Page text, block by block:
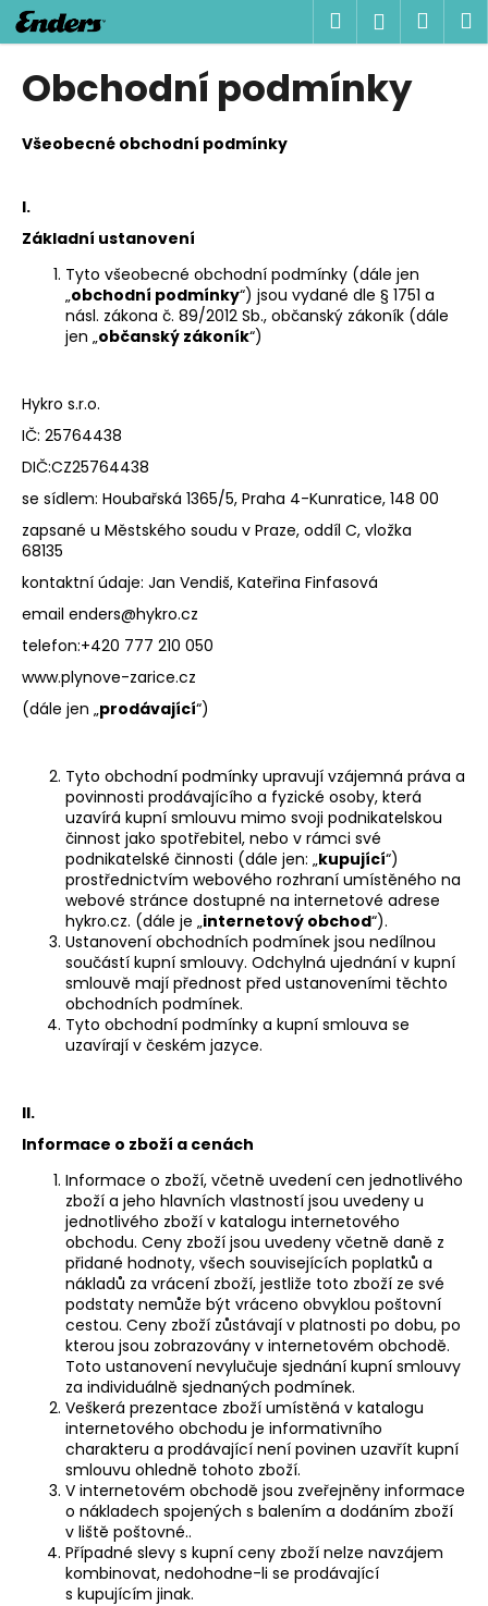
Přejít
na
obsah
Hledat
Obchodní podmínky
Všeobecné obchodní podmínky
I.
Základní ustanovení
Tyto všeobecné obchodní podmínky (dále jen
„obchodní podmínky“) jsou vydané dle § 1751 a
násl. zákona č. 89/2012 Sb., občanský zákoník (dále
jen „občanský zákoník“)
Hykro s.r.o.
IČ: 25764438
DIČ:CZ25764438
se sídlem: Houbařská 1365/5, Praha 4-Kunratice, 148 00
zapsané u Městského soudu v Praze, oddíl C, vložka
68135
kontaktní údaje: Jan Vendiš, Kateřina Finfasová
email enders@hykro.cz
telefon:+420 777 210 050
www.plynove-zarice.cz
(dále jen „prodávající“)
Tyto obchodní podmínky upravují vzájemná práva a
povinnosti prodávajícího a fyzické osoby, která
uzavírá kupní smlouvu mimo svoji podnikatelskou
činnost jako spotřebitel, nebo v rámci své
podnikatelské činnosti (dále jen: „kupující“)
prostřednictvím webového rozhraní umístěného na
webové stránce dostupné na internetové adrese
hykro.cz. (dále je „internetový obchod“).
Ustanovení obchodních podmínek jsou nedílnou
součástí kupní smlouvy. Odchylná ujednání v kupní
smlouvě mají přednost před ustanoveními těchto
obchodních podmínek.
Tyto obchodní podmínky a kupní smlouva se
uzavírají v českém jazyce.
II.
Informace o zboží a cenách
Informace o zboží, včetně uvedení cen jednotlivého
zboží a jeho hlavních vlastností jsou uvedeny u
jednotlivého zboží v katalogu internetového
obchodu. Ceny zboží jsou uvedeny včetně daně z
přidané hodnoty, všech souvisejících poplatků a
nákladů za vrácení zboží, jestliže toto zboží ze své
podstaty nemůže být vráceno obvyklou poštovní
cestou. Ceny zboží zůstávají v platnosti po dobu, po
kterou jsou zobrazovány v internetovém obchodě.
Toto ustanovení nevylučuje sjednání kupní smlouvy
za individuálně sjednaných podmínek.
Veškerá prezentace zboží umístěná v katalogu
internetového obchodu je informativního
charakteru a prodávající není povinen uzavřít kupní
smlouvu ohledně tohoto zboží.
V internetovém obchodě jsou zveřejněny informace
o nákladech spojených s balením a dodáním zboží
v liště poštovné..
Případné slevy s kupní ceny zboží nelze navzájem
kombinovat, nedohodne-li se prodávající
s kupujícím jinak.
o
o
o
t
e
t
e
n
a
j
í
t
?
ENDERS
TEPELNÝ
PLYNOVÝ
ZÁŘIČ
Původně: